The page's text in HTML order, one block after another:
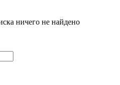
ничего не найдено